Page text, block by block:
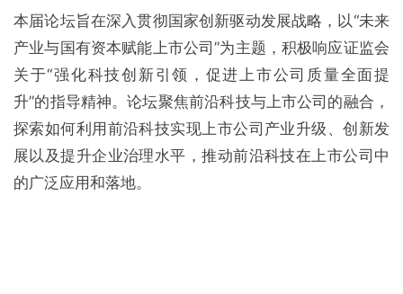
本届论坛旨在深入贯彻国家创新驱动发展战略，以“未来
产业与国有资本赋能上市公司”为主题，积极响应证监会
关于“强化科技创新引领，促进上市公司质量全面提
升”的指导精神。论坛聚焦前沿科技与上市公司的融合，
探索如何利用前沿科技实现上市公司产业升级、创新发
展以及提升企业治理水平，推动前沿科技在上市公司中
的广泛应用和落地。